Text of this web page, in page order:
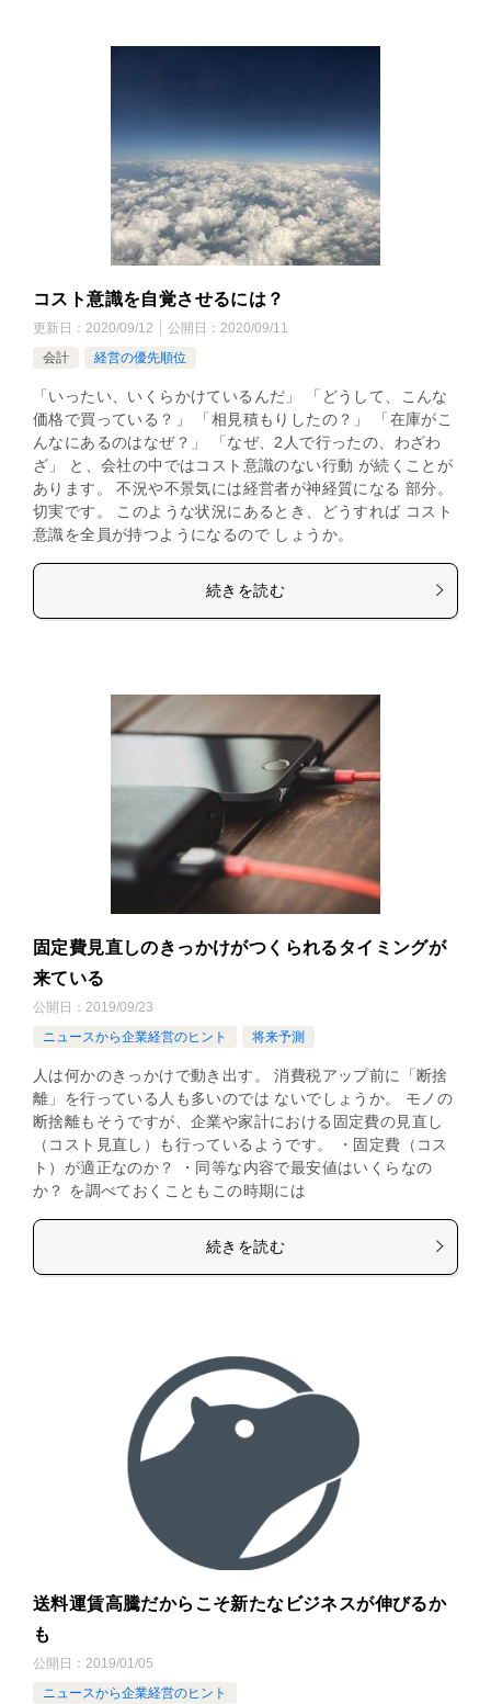
コスト意識を自覚させるには？
更新日： 2020/09/12 公開日： 2020/09/11
会計
経営の優先順位
「いったい、いくらかけているんだ」 「どうして、こんな
価格で買っている？」 「相見積もりしたの？」 「在庫がこ
んなにあるのはなぜ？」 「なぜ、2人で行ったの、わざわ
ざ」 と、会社の中ではコスト意識のない行動 が続くことが
あります。 不況や不景気には経営者が神経質になる 部分。
切実です。 このような状況にあるとき、どうすれば コスト
意識を全員が持つようになるので しょうか。
続きを読む
固定費見直しのきっかけがつくられるタイミングが
来ている
公開日： 2019/09/23
ニュースから企業経営のヒント
将来予測
人は何かのきっかけで動き出す。 消費税アップ前に「断捨
離」を行っている人も多いのでは ないでしょうか。 モノの
断捨離もそうですが、企業や家計における固定費の見直し
（コスト見直し）も行っているようです。 ・固定費（コス
ト）が適正なのか？ ・同等な内容で最安値はいくらなの
か？ を調べておくこともこの時期には
続きを読む
送料運賃高騰だからこそ新たなビジネスが伸びるか
も
公開日： 2019/01/05
ニュースから企業経営のヒント